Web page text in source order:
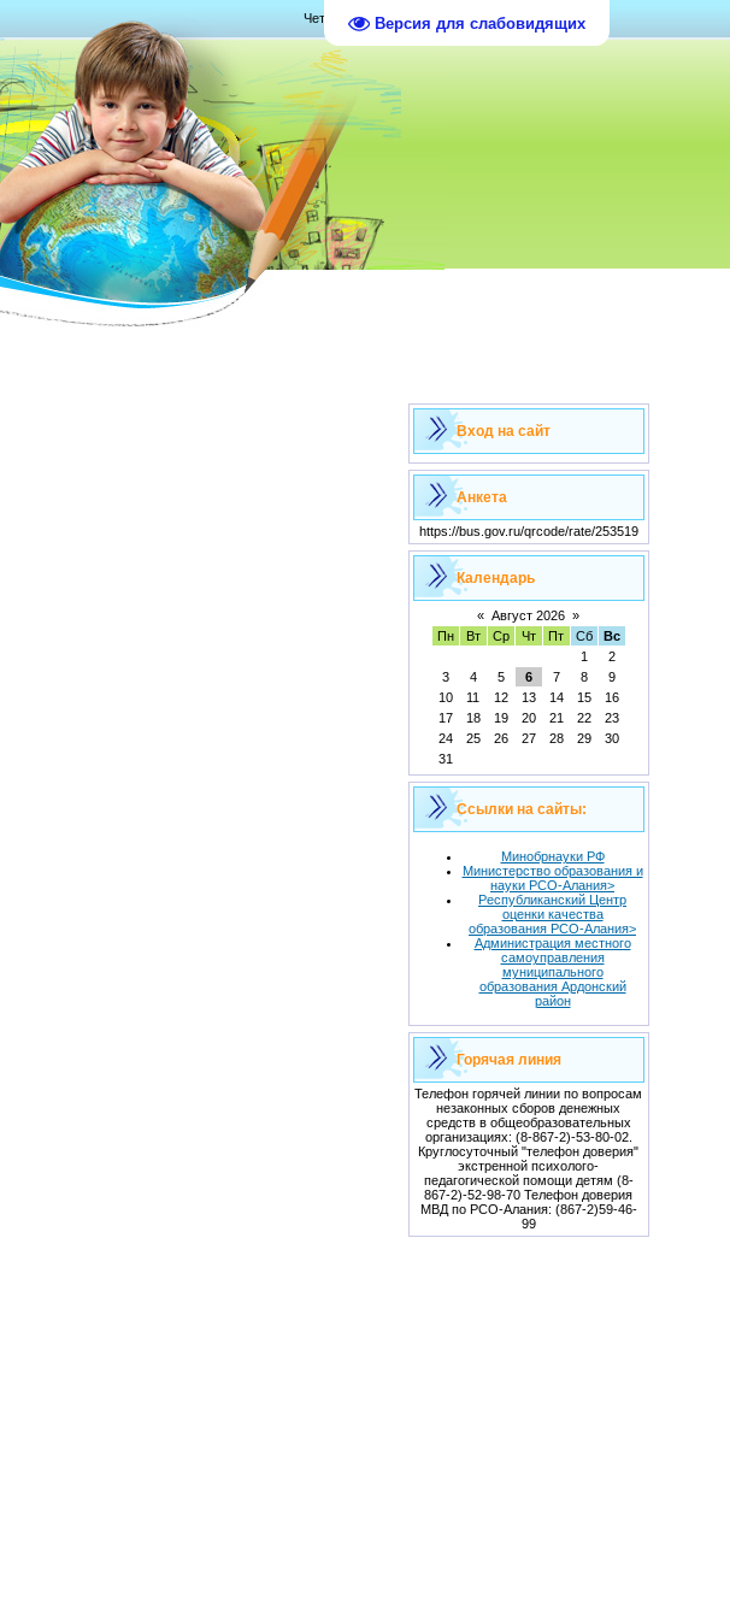
Версия для слабовидящих
Четверг, 06.08.2026, 13:05
Вход на сайт
Анкета
https://bus.gov.ru/qrcode/rate/253519
Календарь
« Август 2026 »
Пн
Вт Ср Чт Пт Сб
Вс
1
2
3
4 5 6 7 8
9
10
11 12 13 14 15
16
17
18 19 20 21 22
23
24
25 26 27 28 29
30
31
Ссылки на сайты:
Минобрнауки РФ
Министерство образования и
науки РСО-Алания>
Республиканский Центр
оценки качества
образования РСО-Алания>
Администрация местного
самоуправления
муниципального
образования Ардонский
район
Горячая линия
Телефон горячей линии по вопросам
незаконных сборов денежных
средств в общеобразовательных
организациях: (8-867-2)-53-80-02.
Круглосуточный "телефон доверия"
экстренной психолого-
педагогической помощи детям (8-
867-2)-52-98-70 Телефон доверия
МВД по РСО-Алания: (867-2)59-46-
99